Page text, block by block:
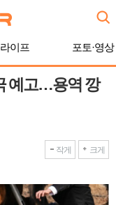
라이프 포토·영상
예고…용역 깡
작게 크게